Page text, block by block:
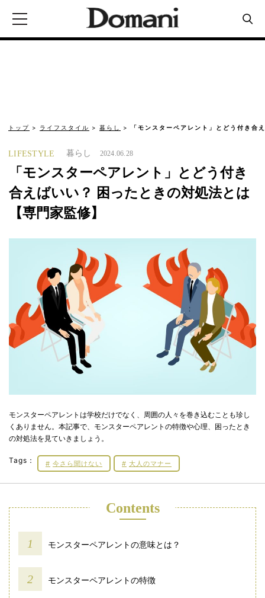
トップ ライフスタイル 暮らし 「モンスターペアレント」とどう付き合
LIFESTYLE 暮らし 2024.06.28
「モンスターペアレント」とどう付き
合えばいい？ 困ったときの対処法とは
【専門家監修】
モンスターペアレントは学校だけでなく、周囲の人々を巻き込むことも珍し
くありません。本記事で、モンスターペアレントの特徴や心理、困ったとき
の対処法を見ていきましょう。
Tags： 今さら聞けない 大人のマナー
Contents
モンスターペアレントの意味とは？
モンスターペアレントの特徴